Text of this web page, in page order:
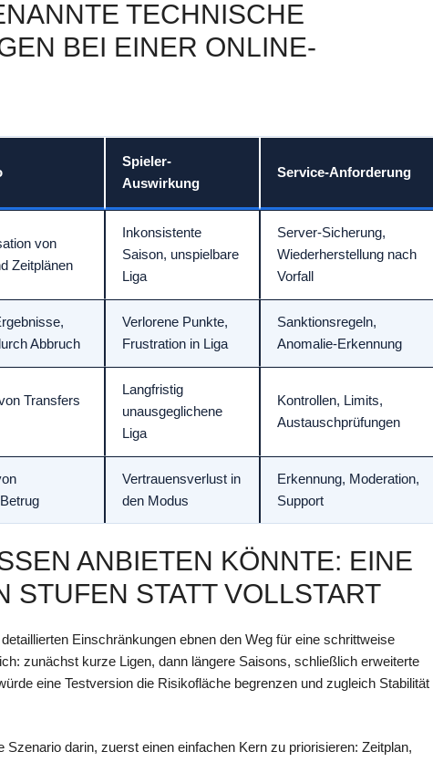
TECHNISCHE
BEI EINER ONLINE-
Spieler-
Auswirkung
Service-Anforderung
von
Zeitplänen
Inkonsistente
Saison, unspielbare
Liga
Server-Sicherung,
Wiederherstellung nach
Vorfall
Abbruch
Verlorene Punkte,
Frustration in Liga
Sanktionsregeln,
Anomalie-Erkennung
Transfers
Langfristig
unausgeglichene
Liga
Kontrollen, Limits,
Austauschprüfungen
Vertrauensverlust in
den Modus
Erkennung, Moderation,
Support
ANBIETEN KÖNNTE: EINE
STUFEN STATT VOLLSTART
Einschränkungen ebnen den Weg für eine schrittweise
zunächst kurze Ligen, dann längere Saisons, schließlich erweiterte
eine Testversion die Risikofläche begrenzen und zugleich Stabilität
darin, zuerst einen einfachen Kern zu priorisieren: Zeitplan,